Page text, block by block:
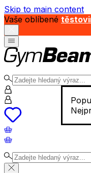
Skip to main content
Vaše oblíbené